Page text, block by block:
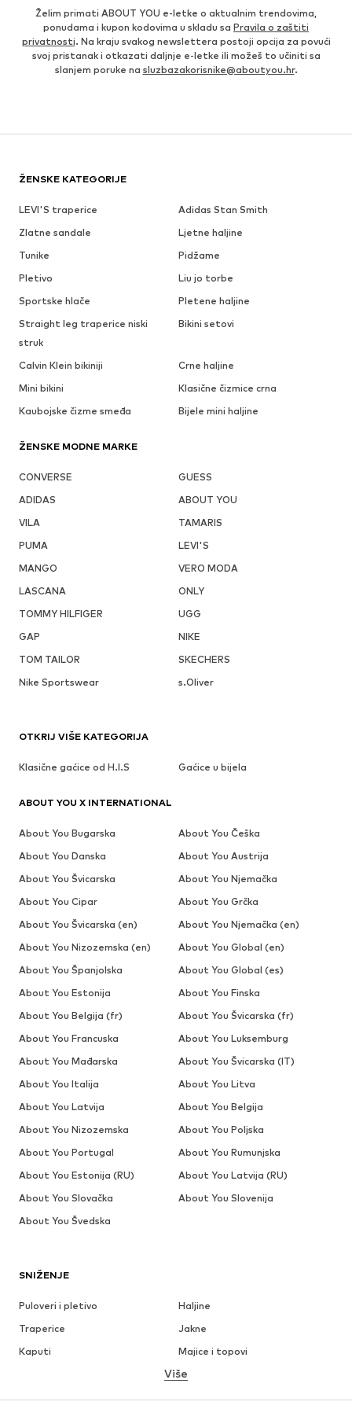
Želim primati ABOUT YOU e-letke o aktualnim trendovima,
ponudama i kupon kodovima u skladu sa Pravila o zaštiti
privatnosti. Na kraju svakog newslettera postoji opcija za povući
svoj pristanak i otkazati daljnje e-letke ili možeš to učiniti sa
slanjem poruke na sluzbazakorisnike@aboutyou.hr.
ŽENSKE KATEGORIJE
LEVI'S traperice
Adidas Stan Smith
Zlatne sandale
Ljetne haljine
Tunike
Pidžame
Pletivo
Liu jo torbe
Sportske hlače
Pletene haljine
Straight leg traperice niski
struk
Bikini setovi
Calvin Klein bikiniji
Crne haljine
Mini bikini
Klasične čizmice crna
Kaubojske čizme smeđa
Bijele mini haljine
ŽENSKE MODNE MARKE
CONVERSE
GUESS
ADIDAS
ABOUT YOU
VILA
TAMARIS
PUMA
LEVI'S
MANGO
VERO MODA
LASCANA
ONLY
TOMMY HILFIGER
UGG
GAP
NIKE
TOM TAILOR
SKECHERS
Nike Sportswear
s.Oliver
SNIŽENJE
Puloveri i pletivo
Haljine
Traperice
Jakne
Kaputi
Majice i topovi
Donje rublje
Više
OTKRIJ VIŠE KATEGORIJA
Klasične gaćice od H.I.S Gaćice u bijela
ABOUT YOU X INTERNATIONAL
About You Bugarska
About You Češka
About You Danska
About You Austrija
About You Švicarska
About You Njemačka
About You Cipar
About You Grčka
About You Švicarska (en)
About You Njemačka (en)
About You Nizozemska (en)
About You Global (en)
About You Španjolska
About You Global (es)
About You Estonija
About You Finska
About You Belgija (fr)
About You Švicarska (fr)
About You Francuska
About You Luksemburg
About You Mađarska
About You Švicarska (IT)
About You Italija
About You Litva
About You Latvija
About You Belgija
About You Nizozemska
About You Poljska
About You Portugal
About You Rumunjska
About You Estonija (RU)
About You Latvija (RU)
About You Slovačka
About You Slovenija
About You Švedska